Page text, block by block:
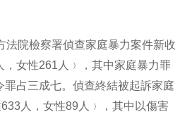
法院檢察署偵查家庭暴力案件新收
，女性261人﹚，其中家庭暴力罪
罪占三成七。偵查終結被起訴家庭
人，女性89人﹚，其中以傷害